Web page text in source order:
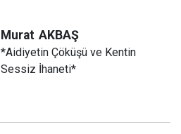
Murat AKBAŞ
*Aidiyetin Çöküşü ve Kentin
Sessiz İhaneti*